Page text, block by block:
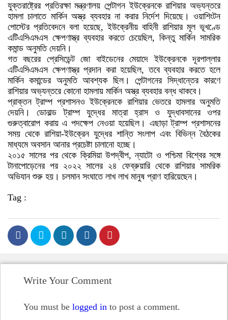
যুক্তরাষ্ট্রের প্রতিরক্ষা মন্ত্রণালয় পেন্টাগন ইউক্রেনকে রাশিয়ার অভ্যন্তরে
হামলা চালাতে মার্কিন অস্ত্র ব্যবহার না করার নির্দেশ দিয়েছে। ওয়াশিংটন
পোস্টের প্রতিবেদনে বলা হয়েছে, ইউক্রেনীয় বাহিনী রাশিয়ার মূল ভূখণ্ডে
এটিএসিএমএস ক্ষেপণাস্ত্র ব্যবহার করতে চেয়েছিল, কিন্তু মার্কিন সামরিক
কমান্ড অনুমতি দেয়নি।
গত বছরের প্রেসিডেন্ট জো বাইডেনের মেয়াদে ইউক্রেনকে দূরপাল্লার
এটিএসিএমএস ক্ষেপণাস্ত্র প্রদান করা হয়েছিল, তবে ব্যবহার করতে হলে
মার্কিন কমান্ডের অনুমতি আবশ্যক ছিল। পেন্টাগনের সিদ্ধান্তের কারণে
রাশিয়ার অভ্যন্তরে কোনো হামলায় মার্কিন অস্ত্র ব্যবহার বন্ধ থাকবে।
প্রাক্তন ট্রাম্প প্রশাসনও ইউক্রেনকে রাশিয়ার ভেতরে হামলার অনুমতি
দেয়নি। ডোনাল্ড ট্রাম্প যুদ্ধের মাত্রা হ্রাস ও যুদ্ধাবসানের ওপর
গুরুত্বারোপ করায় এ পদক্ষেপ নেওয়া হয়েছিল। এছাড়া ট্রাম্প প্রশাসনের
সময় থেকে রাশিয়া-ইউক্রেন যুদ্ধের শান্তি সংলাপ এবং বিভিন্ন বৈঠকের
মাধ্যমে অবসান আনার প্রচেষ্টা চালানো হচ্ছে।
২০১৫ সালের পর থেকে ক্রিমিয়া উপদ্বীপ, ন্যাটো ও পশ্চিমা বিশ্বের সঙ্গে
টানাপোড়েনের পর ২০২২ সালের ২৪ ফেব্রুয়ারি থেকে রাশিয়ার সামরিক
অভিযান শুরু হয়। চলমান সংঘাতে লাখ লাখ মানুষ প্রাণ হারিয়েছেন।
Tag :
Write Your Comment
You must be logged in to post a comment.